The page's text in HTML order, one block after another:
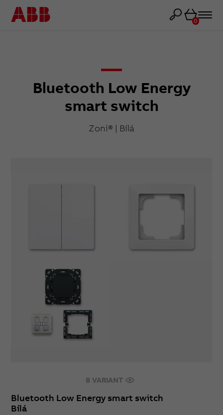
Košík
0
Bluetooth Low Energy
smart switch
Zoni® | Bílá
8 VARIANT
Bluetooth Low Energy smart switch
Bílá